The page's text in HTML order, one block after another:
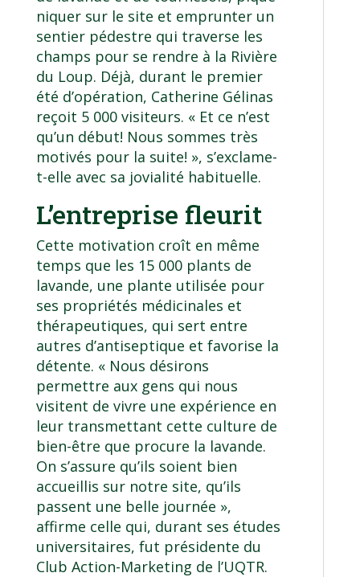
niquer sur le site et emprunter un
sentier pédestre qui traverse les
champs pour se rendre à la Rivière
du Loup. Déjà, durant le premier
été d’opération, Catherine Gélinas
reçoit 5 000 visiteurs. « Et ce n’est
qu’un début! Nous sommes très
motivés pour la suite! », s’exclame-
t-elle avec sa jovialité habituelle.
L’entreprise fleurit
Cette motivation croît en même
temps que les 15 000 plants de
lavande, une plante utilisée pour
ses propriétés médicinales et
thérapeutiques, qui sert entre
autres d’antiseptique et favorise la
détente. « Nous désirons
permettre aux gens qui nous
visitent de vivre une expérience en
leur transmettant cette culture de
bien-être que procure la lavande.
On s’assure qu’ils soient bien
accueillis sur notre site, qu’ils
passent une belle journée »,
affirme celle qui, durant ses études
universitaires, fut présidente du
Club Action-Marketing de l’UQTR.